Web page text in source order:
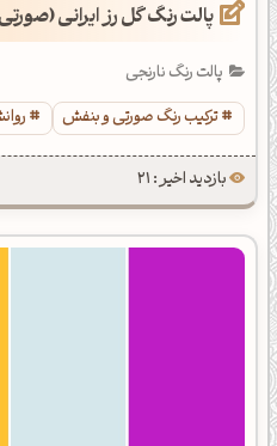
پالت رنگ گل رز ایرانی
پالت رنگ نارنجی
ترکیب رنگ صورتی و بنفش
بازدید اخیر : 21